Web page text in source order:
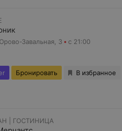
Завальная, 3 с 21:00
Бронировать В избранное
| ГОСТИНИЦА